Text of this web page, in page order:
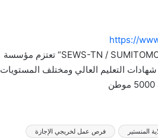
تعتزم مؤسسة “SEWS-TN / SUMITOMO” مختصة في صنع الأسلاك الكهربائية الخاصة بالسيارات ،منتصبة بالقطب التكنولوجي
شهادات التعليم العالي ومختلف المستويات
المنستير
فرص عمل لخريجي الإجازة